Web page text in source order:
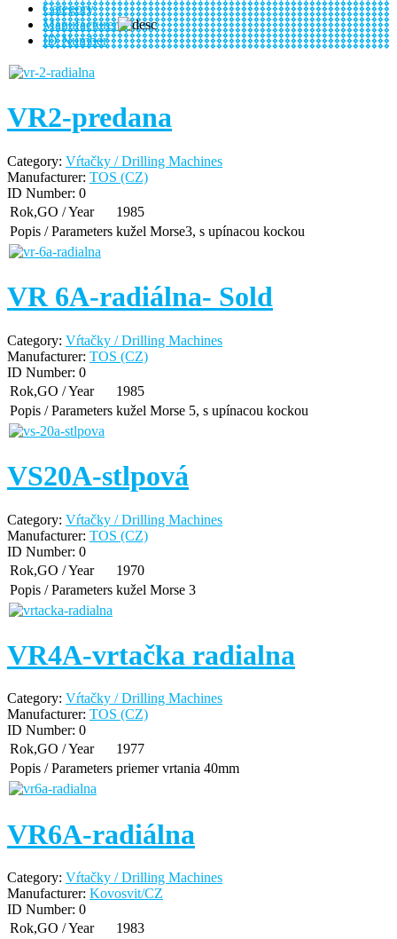
Category
Manufacturer
ID Number
VR2-predana
Category: Vŕtačky / Drilling Machines
Manufacturer: TOS (CZ)
ID Number: 0
Rok,GO / Year
1985
Popis / Parameters kužel Morse3, s upínacou kockou
VR 6A-radiálna- Sold
Category: Vŕtačky / Drilling Machines
Manufacturer: TOS (CZ)
ID Number: 0
Rok,GO / Year
1985
Popis / Parameters kužel Morse 5, s upínacou kockou
VS20A-stlpová
Category: Vŕtačky / Drilling Machines
Manufacturer: TOS (CZ)
ID Number: 0
Rok,GO / Year
1970
Popis / Parameters kužel Morse 3
VR4A-vrtačka radialna
Category: Vŕtačky / Drilling Machines
Manufacturer: TOS (CZ)
ID Number: 0
Rok,GO / Year
1977
Popis / Parameters priemer vrtania 40mm
VR6A-radiálna
Category: Vŕtačky / Drilling Machines
Manufacturer: Kovosvit/CZ
ID Number: 0
Rok,GO / Year
1983